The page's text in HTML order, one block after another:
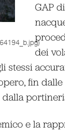
GAP
dei
fin
e la